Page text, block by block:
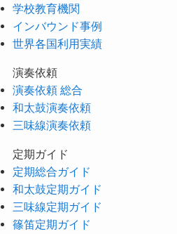
学校教育機関
インバウンド事例
世界各国利用実績
演奏依頼
演奏依頼 総合
和太鼓演奏依頼
三味線演奏依頼
定期ガイド
定期総合ガイド
和太鼓定期ガイド
三味線定期ガイド
篠笛定期ガイド